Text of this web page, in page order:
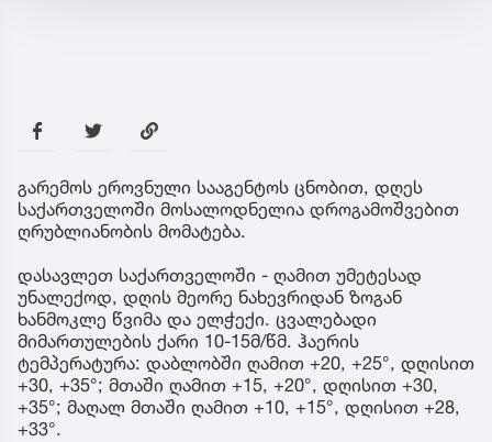
გარემოს ეროვნული სააგენტოს ცნობით, დღეს
საქართველოში მოსალოდნელია დროგამოშვებით
ღრუბლიანობის მომატება.
დასავლეთ საქართველოში - ღამით უმეტესად
უნალექოდ, დღის მეორე ნახევრიდან ზოგან
ხანმოკლე წვიმა და ელჭექი. ცვალებადი
მიმართულების ქარი 10-15მ/წმ. ჰაერის
ტემპერატურა: დაბლობში ღამით +20, +25°, დღისით
+30, +35°; მთაში ღამით +15, +20°, დღისით +30,
+35°; მაღალ მთაში ღამით +10, +15°, დღისით +28,
+33°.